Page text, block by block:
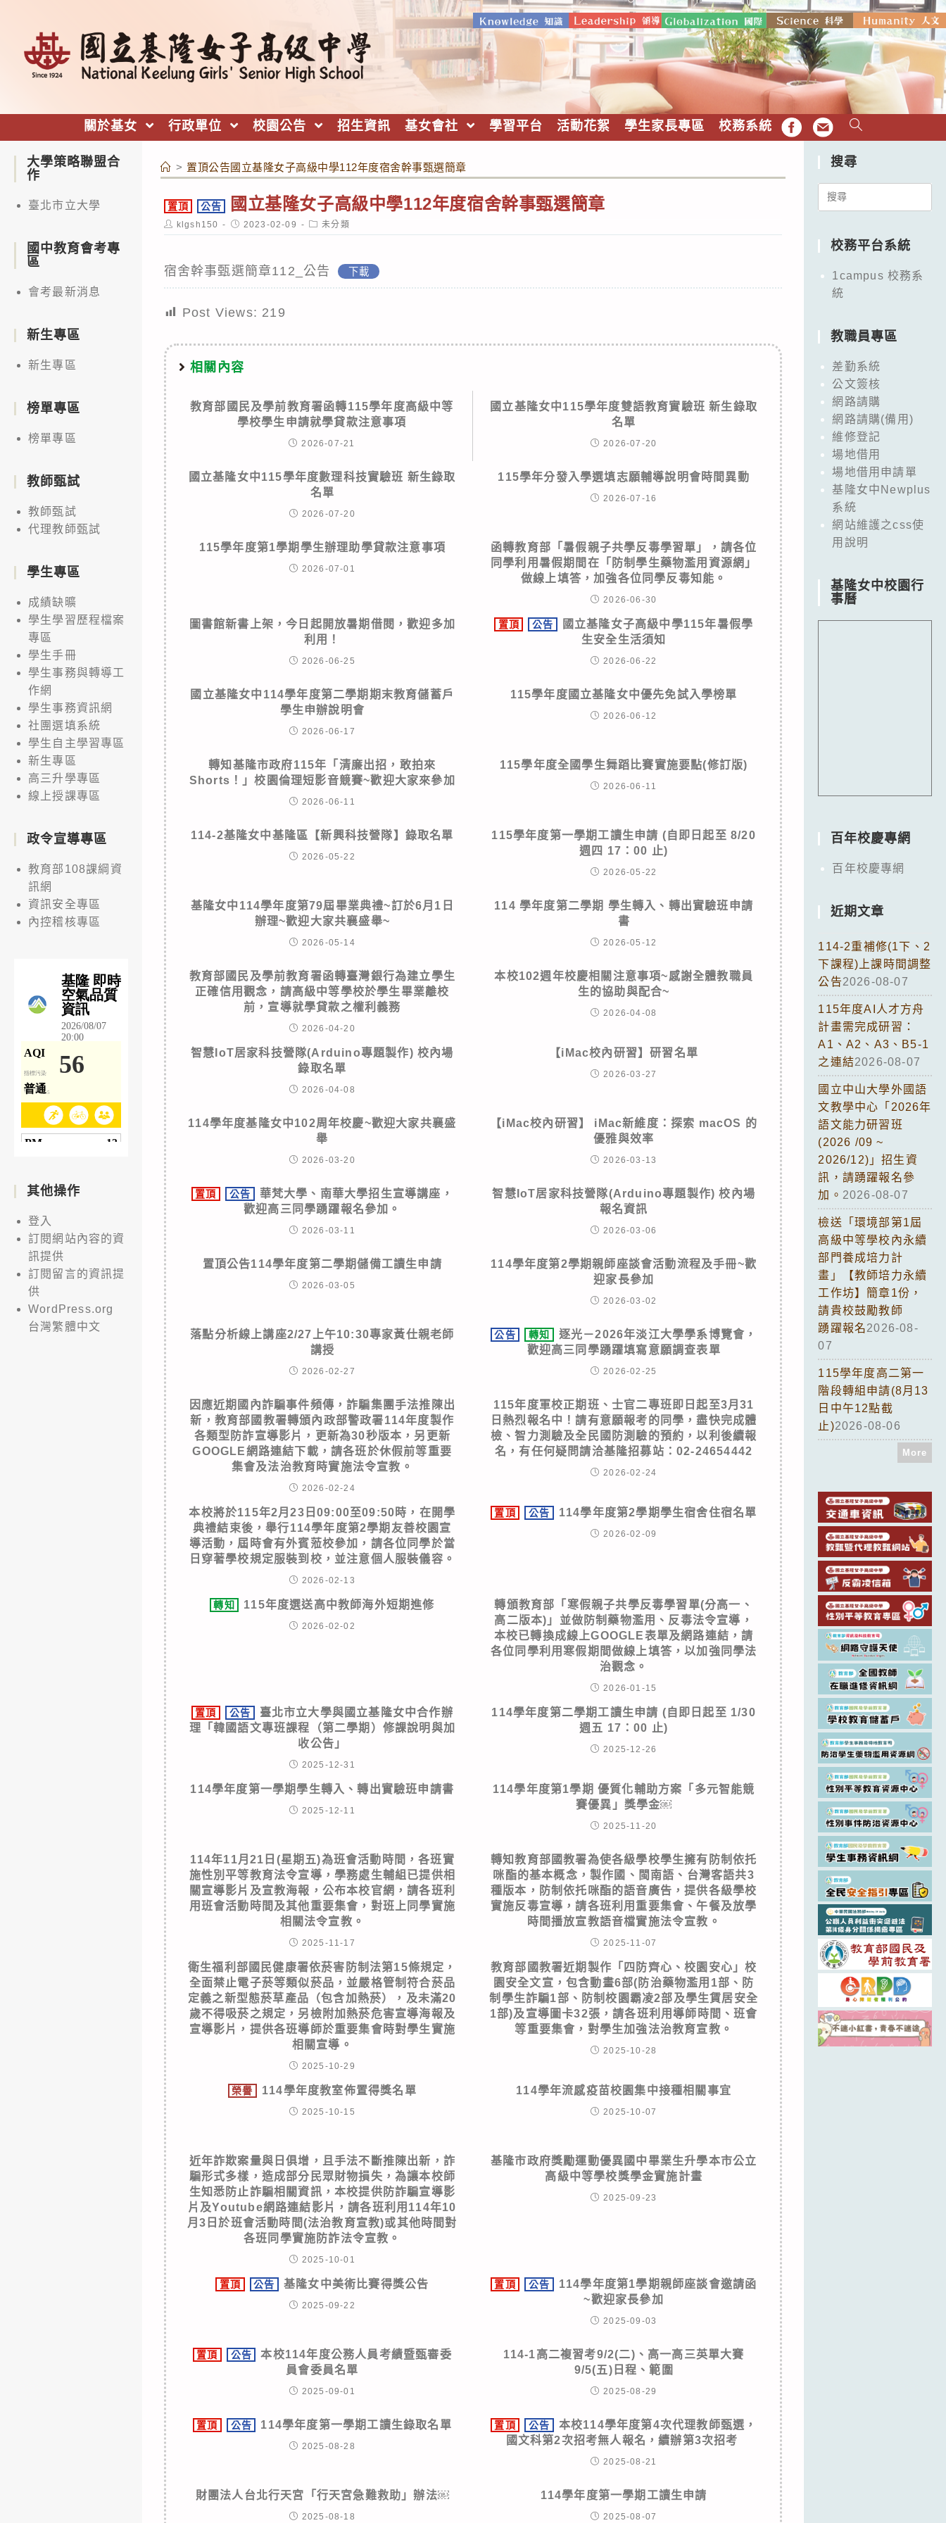
關於基女 行政單位 校園公告 招生資訊 基女會社 學習平台 活動花絮 學生家長專區 校務系統 FB EMAIL
> 置頂公告國立基隆女子高級中學112年度宿舍幹事甄選簡章
置頂 公告 國立基隆女子高級中學112年度宿舍幹事甄選簡章
Post
author:
klgsh150
Post
published:
2023-02-09
Post
category:
未分類
宿舍幹事甄選簡章112_公告 下載
Post Views: 219
相關內容
教育部國民及學前教育署函轉115學年度高級中等
學校學生申請就學貸款注意事項
2026-07-21
國立基隆女中115學年度雙語教育實驗班 新生錄取
名單
2026-07-20
國立基隆女中115學年度數理科技實驗班 新生錄取
名單
2026-07-20
115學年分發入學選填志願輔導說明會時間異動
2026-07-16
115學年度第1學期學生辦理助學貸款注意事項
2026-07-01
函轉教育部「暑假親子共學反毒學習單」，請各位
同學利用暑假期間在「防制學生藥物濫用資源網」
做線上填答，加強各位同學反毒知能。
2026-06-30
圖書館新書上架，今日起開放暑期借閱，歡迎多加
利用！
2026-06-25
置頂 公告
國立基隆女子高級中學115年暑假學
生安全生活須知
2026-06-22
國立基隆女中114學年度第二學期期末教育儲蓄戶
學生申辦說明會
2026-06-17
115學年度國立基隆女中優先免試入學榜單
2026-06-12
轉知基隆市政府115年「清廉出招，敢拍來
Shorts！」校園倫理短影音競賽~歡迎大家來參加
2026-06-11
115學年度全國學生舞蹈比賽實施要點(修訂版)
2026-06-11
114-2基隆女中基隆區【新興科技營隊】錄取名單
2026-05-22
115學年度第一學期工讀生申請 (自即日起至 8/20
週四 17：00 止)
2026-05-22
基隆女中114學年度第79屆畢業典禮~訂於6月1日
辦理~歡迎大家共襄盛舉~
2026-05-14
114 學年度第二學期 學生轉入、轉出實驗班申請
書
2026-05-12
教育部國民及學前教育署函轉臺灣銀行為建立學生
正確信用觀念，請高級中等學校於學生畢業離校
前，宣導就學貸款之權利義務
2026-04-20
本校102週年校慶相關注意事項~感謝全體教職員
生的協助與配合~
2026-04-08
智慧IoT居家科技營隊(Arduino專題製作) 校內場
錄取名單
2026-04-08
【iMac校內研習】研習名單
2026-03-27
114學年度基隆女中102周年校慶~歡迎大家共襄盛
舉
2026-03-20
【iMac校內研習】 iMac新維度：探索 macOS 的
優雅與效率
2026-03-13
置頂 公告
華梵大學、南華大學招生宣導講座，
歡迎高三同學踴躍報名參加。
2026-03-11
智慧IoT居家科技營隊(Arduino專題製作) 校內場
報名資訊
2026-03-06
置頂公告114學年度第二學期儲備工讀生申請
2026-03-05
114學年度第2學期親師座談會活動流程及手冊~歡
迎家長參加
2026-03-02
落點分析線上講座2/27上午10:30專家黃仕親老師
講授
2026-02-27
公告 轉知
逐光－2026年淡江大學學系博覽會，
歡迎高三同學踴躍填寫意願調查表單
2026-02-25
因應近期國內詐騙事件頻傳，詐騙集團手法推陳出
新，教育部國教署轉頒內政部警政署114年度製作
各類型防詐宣導影片，更新為30秒版本，另更新
GOOGLE網路連結下載，請各班於休假前等重要
集會及法治教育時實施法令宣教。
2026-02-24
115年度軍校正期班、士官二專班即日起至3月31
日熱烈報名中！請有意願報考的同學，盡快完成體
檢、智力測驗及全民國防測驗的預約，以利後續報
名，有任何疑問請洽基隆招募站：02-24654442
2026-02-24
本校將於115年2月23日09:00至09:50時，在開學
典禮結束後，舉行114學年度第2學期友善校園宣
導活動，屆時會有外賓蒞校參加，請各位同學於當
日穿著學校規定服裝到校，並注意個人服裝儀容。
2026-02-13
置頂 公告 114學年度第2學期學生宿舍住宿名單
2026-02-09
轉知 115年度選送高中教師海外短期進修
2026-02-02
轉頒教育部「寒假親子共學反毒學習單(分高一、
高二版本)」並做防制藥物濫用、反毒法令宣導，
本校已轉換成線上GOOGLE表單及網路連結，請
各位同學利用寒假期間做線上填答，以加強同學法
治觀念。
2026-01-15
置頂 公告
臺北市立大學與國立基隆女中合作辦
理「韓國語文專班課程（第二學期）修課說明與加
收公告」
2025-12-31
114學年度第二學期工讀生申請 (自即日起至 1/30
週五 17：00 止)
2025-12-26
114學年度第一學期學生轉入、轉出實驗班申請書
2025-12-11
114學年度第1學期 優質化輔助方案「多元智能競
賽優異」獎學金￼
2025-11-20
114年11月21日(星期五)為班會活動時間，各班實
施性別平等教育法令宣導，學務處生輔組已提供相
關宣導影片及宣教海報，公布本校官網，請各班利
用班會活動時間及其他重要集會，對班上同學實施
相關法令宣教。
2025-11-17
轉知教育部國教署為使各級學校學生擁有防制依托
咪酯的基本概念，製作國、閩南語、台灣客語共3
種版本，防制依托咪酯的語音廣告，提供各級學校
實施反毒宣導，請各班利用重要集會、午餐及放學
時間播放宣教語音檔實施法令宣教。
2025-11-07
衛生福利部國民健康署依菸害防制法第15條規定，
全面禁止電子菸等類似菸品，並嚴格管制符合菸品
定義之新型態菸草產品（包含加熱菸），及未滿20
歲不得吸菸之規定，另檢附加熱菸危害宣導海報及
宣導影片，提供各班導師於重要集會時對學生實施
相關宣導。
2025-10-29
教育部國教署近期製作「四防齊心、校園安心」校
園安全文宣，包含動畫6部(防治藥物濫用1部、防
制學生詐騙1部、防制校園霸凌2部及學生賃居安全
1部)及宣導圖卡32張，請各班利用導師時間、班會
等重要集會，對學生加強法治教育宣教。
2025-10-28
榮譽 114學年度教室佈置得獎名單
2025-10-15
114學年流感疫苗校園集中接種相關事宜
2025-10-07
近年詐欺案量與日俱增，且手法不斷推陳出新，詐
騙形式多樣，造成部分民眾財物損失，為讓本校師
生知悉防止詐騙相關資訊，本校提供防詐騙宣導影
片及Youtube網路連結影片，請各班利用114年10
月3日於班會活動時間(法治教育宣教)或其他時間對
各班同學實施防詐法令宣教。
2025-10-01
基隆市政府獎勵運動優異國中畢業生升學本市公立
高級中等學校獎學金實施計畫
2025-09-23
置頂 公告 基隆女中美術比賽得獎公告
2025-09-22
置頂 公告
114學年度第1學期親師座談會邀請函
~歡迎家長參加
2025-09-03
置頂 公告
本校114年度公務人員考績暨甄審委
員會委員名單
2025-09-01
114-1高二複習考9/2(二)、高一高三英單大賽
9/5(五)日程、範圍
2025-08-29
置頂 公告 114學年度第一學期工讀生錄取名單
2025-08-28
置頂 公告
本校114學年度第4次代理教師甄選，
國文科第2次招考無人報名，續辦第3次招考
2025-08-21
財團法人台北行天宮「行天宮急難救助」辦法￼
2025-08-18
114學年度第一學期工讀生申請
2025-08-07
大學策略聯盟合
作
臺北市立大學
國中教育會考專
區
會考最新消息
新生專區
新生專區
榜單專區
榜單專區
教師甄試
教師甄試
代理教師甄試
學生專區
成績缺曠
學生學習歷程檔案
專區
學生手冊
學生事務與轉導工
作網
學生事務資訊網
社團選填系統
學生自主學習專區
新生專區
高三升學專區
線上授課專區
政令宣導專區
教育部108課綱資
訊網
資訊安全專區
內控稽核專區
其他操作
登入
訂閱網站內容的資
訊提供
訂閱留言的資訊提
供
WordPress.org
台灣繁體中文
搜尋
Search
校務平台系統
1campus 校務系
統
教職員專區
差勤系統
公文簽核
網路請購
網路請購(備用)
維修登記
場地借用
場地借用申請單
基隆女中Newplus
系統
網站維護之css使
用說明
基隆女中校園行
事曆
百年校慶專網
百年校慶專網
近期文章
114-2重補修(1下、2
下課程)上課時間調整
公告2026-08-07
115年度AI人才方舟
計畫需完成研習：
A1、A2、A3、B5-1
之連結2026-08-07
國立中山大學外國語
文教學中心「2026年
語文能力研習班
(2026 /09 ~
2026/12)」招生資
訊，請踴躍報名參
加。 2026-08-07
檢送「環境部第1屆
高級中等學校內永續
部門養成培力計
畫」【教師培力永續
工作坊】簡章1份，
請貴校鼓勵教師
踴躍報名2026-08-
07
115學年度高二第一
階段轉組申請(8月13
日中午12點截
止)2026-08-06
More